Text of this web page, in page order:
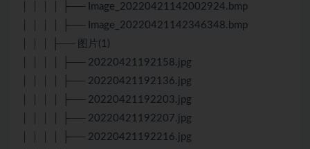
│ │ │ │ ├── Image_20220421142002924.bmp
│ │ │ │ ├── Image_20220421142346348.bmp
│ │ │ ├── 图片(1)
│ │ │ │ ├── 20220421192158.jpg
│ │ │ │ ├── 20220421192136.jpg
│ │ │ │ ├── 20220421192203.jpg
│ │ │ │ ├── 20220421192207.jpg
│ │ │ │ ├── 20220421192216.jpg